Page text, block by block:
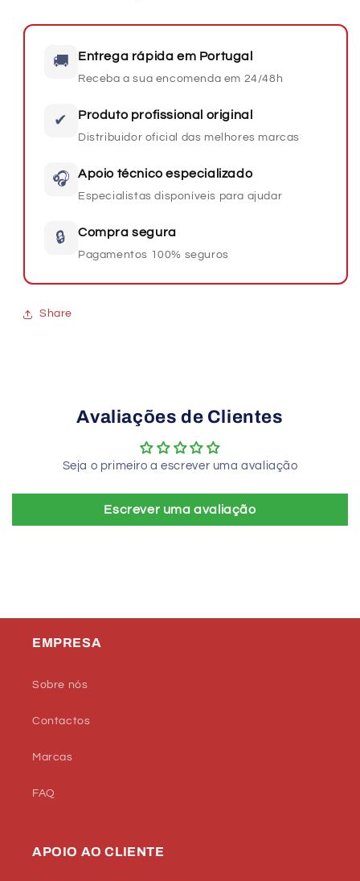
🚚 Entrega rápida em Portugal
Receba a sua encomenda em 24/48h
✔ Produto profissional original
Distribuidor oficial das melhores marcas
🎧 Apoio técnico especializado
Especialistas disponíveis para ajudar
🔒 Compra segura
Pagamentos 100% seguros
Share
Avaliações de Clientes
Seja o primeiro a escrever uma avaliação
Escrever uma avaliação
EMPRESA
Sobre nós
Contactos
Marcas
FAQ
APOIO AO CLIENTE